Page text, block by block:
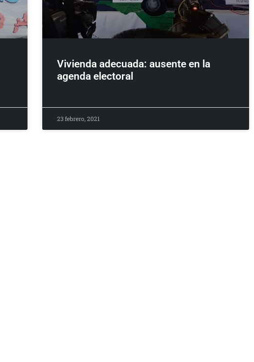
Vivienda adecuada: ausente en la
agenda electoral
23 febrero, 2021